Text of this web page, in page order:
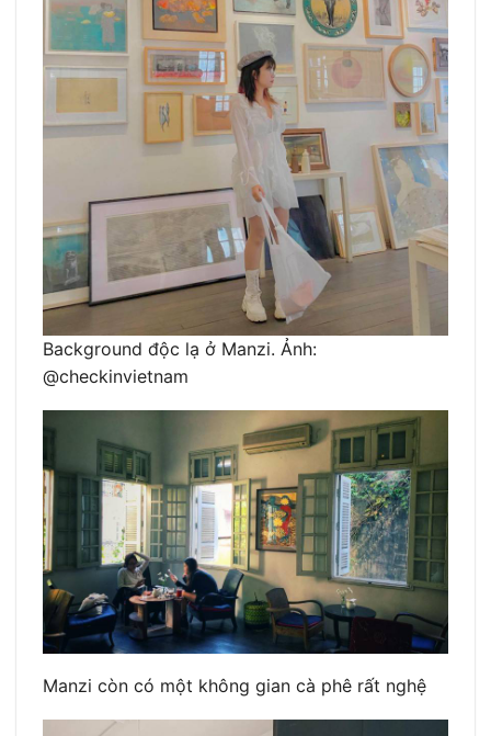
Background độc lạ ở Manzi. Ảnh:
@checkinvietnam
Manzi còn có một không gian cà phê rất nghệ